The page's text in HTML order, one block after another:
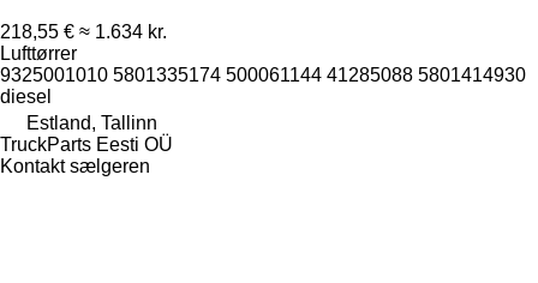
218,55 € ≈ 1.634 kr.
Lufttørrer
9325001010 5801335174 500061144 41285088 5801414930
diesel
Estland, Tallinn
TruckParts Eesti OÜ
Kontakt sælgeren